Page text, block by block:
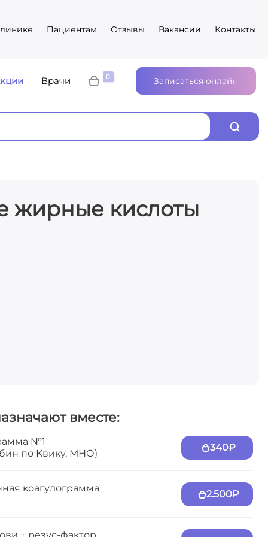
Пациентам Отзывы Вакансии Контакты
Врачи Записаться онлайн
жирные кислоты
вместе:
№1
по Квику, МНО)
340₽
коагулограмма
2.500₽
+ резус-фактор